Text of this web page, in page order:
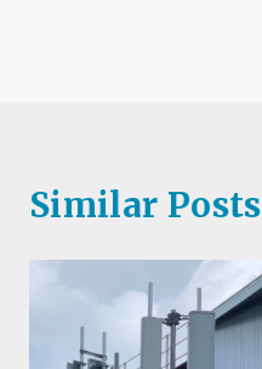
Similar Posts